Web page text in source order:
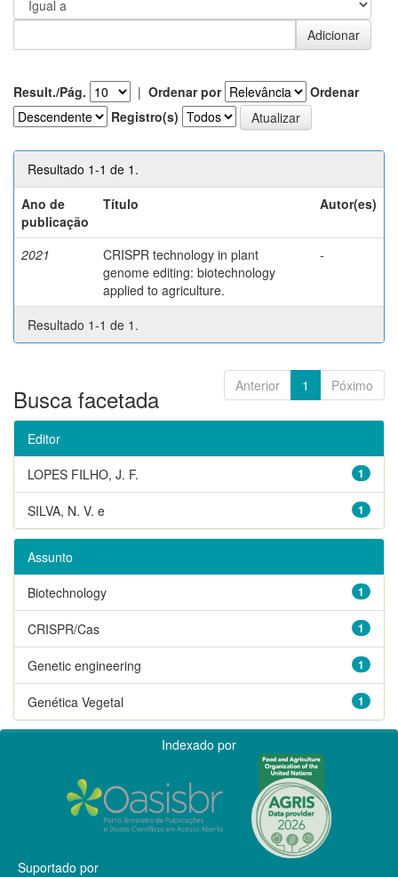
Result./Pág. | Ordenar por
Ordenar
Registro(s)
Resultado 1-1 de 1.
Ano de
publicação
Título Autor(es)
2021
CRISPR technology in plant
genome editing: biotechnology
applied to agriculture.
-
Resultado 1-1 de 1.
Anterior 1 Póximo
Busca facetada
Editor
1
LOPES FILHO, J. F.
1
SILVA, N. V. e
Assunto
1
Biotechnology
1
CRISPR/Cas
1
Genetic engineering
1
Genética Vegetal
Indexado por
Suportado por